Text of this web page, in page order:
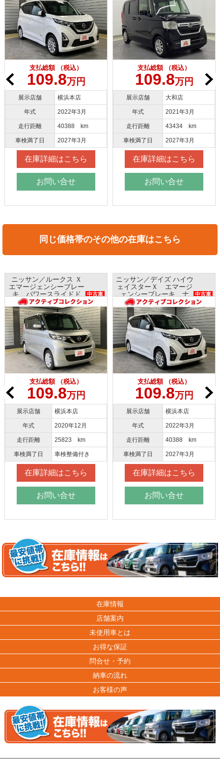
支払総額 （税込）
109.8万円
展示店舗 横浜本店
年式 2022年3月
走行距離 40388 km
車検満了日 2027年3月
在庫詳細はこちら
お問い合せ
支払総額 （税込）
109.8万円
展示店舗 大和店
年式 2021年3月
走行距離 43434 km
車検満了日 2027年3月
在庫詳細はこちら
お問い合せ
同じ価格帯のその他の在庫はこちら
ニッサン／ルークス Ｘ
エマージェンシーブレー
キ パワースライドド
ア ナビ 全方位モニタ
ー AAC
中古車
支払総額 （税込）
109.8万円
展示店舗 横浜本店
年式 2020年12月
走行距離 25823 km
車検満了日 車検整備付き
在庫詳細はこちら
お問い合せ
ニッサン／デイズ ハイウ
ェイスターＸ エマージ
ェンシーブレーキ ナ
ビ アラウンドビューモ
ニター インテリキー
中古車
支払総額 （税込）
109.8万円
展示店舗 横浜本店
年式 2022年3月
走行距離 40388 km
車検満了日 2027年3月
在庫詳細はこちら
お問い合せ
在庫情報
店舗案内
未使用車とは
お得な保証
問合せ・予約
納車の流れ
お客様の声